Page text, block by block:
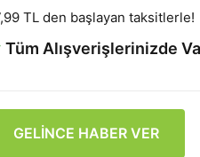
TL den başlayan taksitlerle!
Tüm Alışverişlerinizde
GELİNCE HABER VER